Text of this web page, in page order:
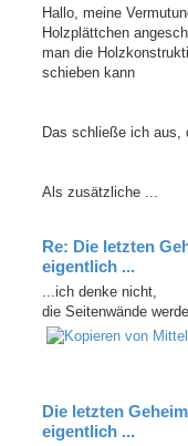
Hallo, meine
Holzplättchen
man die
schieben kann
Das schließe ich aus,
Als zusätzliche ...
Re: Die letzten
eigentlich ...
...ich denke nicht,
die Seitenwände
Die letzten
eigentlich ...